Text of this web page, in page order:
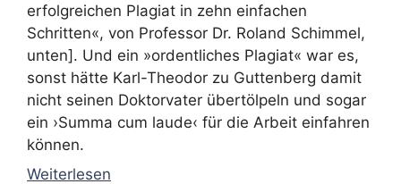
erfolgreichen Plagiat in zehn einfachen
Schritten«, von Professor Dr. Roland Schimmel,
unten]. Und ein »ordentliches Plagiat« war es,
sonst hätte Karl-Theodor zu Guttenberg damit
nicht seinen Doktorvater übertölpeln und sogar
ein ›Summa cum laude‹ für die Arbeit einfahren
können.
Weiterlesen